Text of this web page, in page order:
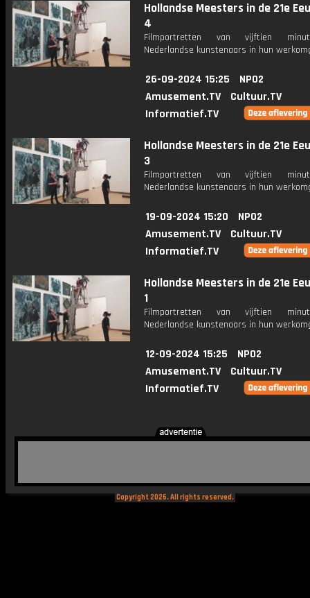
Hollandse Meesters in de 21e
4
Filmportretten van vijftien
Nederlandse kunstenaars in hun
26-09-2024 15:25
NPO2
Amusement.TV
Cultuur.TV
Informatief.TV
Hollandse Meesters in de 21e
3
Filmportretten van vijftien
Nederlandse kunstenaars in hun
19-09-2024 15:20
NPO2
Amusement.TV
Cultuur.TV
Informatief.TV
Hollandse Meesters in de 21e
1
Filmportretten van vijftien
Nederlandse kunstenaars in hun
12-09-2024 15:25
NPO2
Amusement.TV
Cultuur.TV
Informatief.TV
Copyright 2026. All rights reserved.